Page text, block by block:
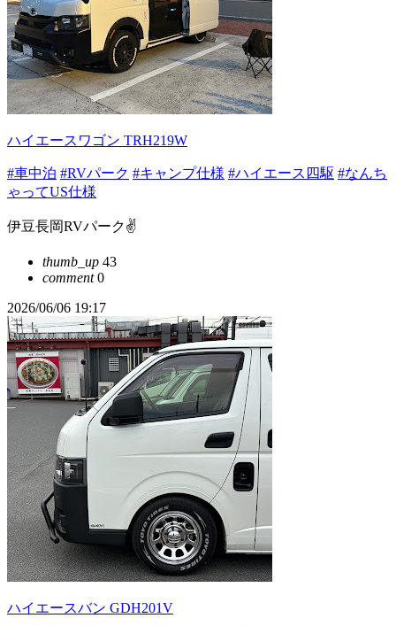
ハイエースワゴン TRH219W
#車中泊 #RVパーク #キャンプ仕様 #ハイエース四駆 #なんち
ゃってUS仕様
伊豆長岡RVパーク✌️
thumb_up 43
comment0
2026/06/06 19:17
ハイエースバン GDH201V